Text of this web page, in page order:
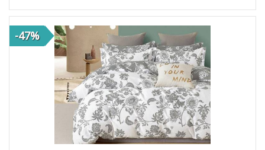
Размер
пододеяльника 180х215
Размер
простыни
50х70
(2шт),
70х70
(2шт)
Производитель
Sailid
(Китай)
-47%